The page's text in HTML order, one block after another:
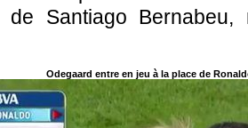
de Santiago Bernabeu,
Odegaard entre en jeu à la place de